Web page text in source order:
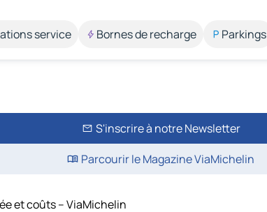
service Bornes de recharge Parkings
S'inscrire à notre Newsletter
Parcourir le Magazine ViaMichelin
et coûts – ViaMichelin